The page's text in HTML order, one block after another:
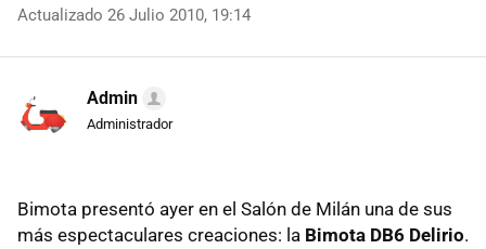
Actualizado 26 Julio 2010, 19:14
Admin
Administrador
Bimota presentó ayer en el Salón de Milán una de sus
más espectaculares creaciones: la Bimota DB6 Delirio.